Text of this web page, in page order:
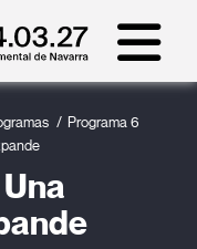
Programa 6